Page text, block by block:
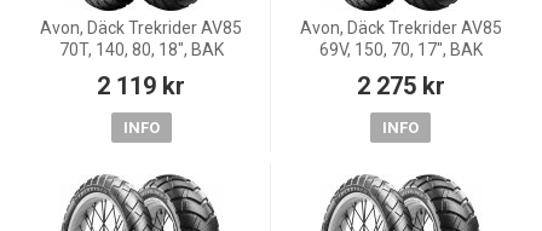
Avon, Däck Trekrider AV85
70T, 140, 80, 18", BAK
2 119 kr
INFO
Avon, Däck Trekrider AV85
69V, 150, 70, 17", BAK
2 275 kr
INFO